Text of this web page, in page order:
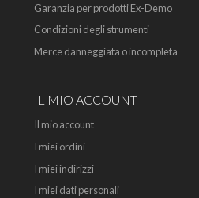
Garanzia per prodotti Ex-Demo
Condizioni degli strumenti
Merce danneggiata o incompleta
IL MIO ACCOUNT
Il mio account
I miei ordini
I miei indirizzi
I miei dati personali